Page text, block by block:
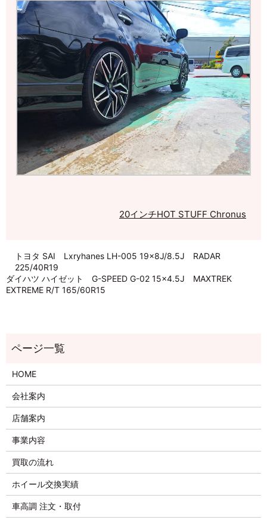
20インチHOT STUFF Chronus
トヨタ SAI Lxryhanes LH-005 19×8J/8.5J RADAR
225/40R19
ダイハツ ハイゼット G-SPEED G-02 15×4.5J MAXTREK
EXTREME R/T 165/60R15
HOME
会社案内
店舗案内
事業内容
買取の流れ
ホイール交換実績
車高調 注文・取付